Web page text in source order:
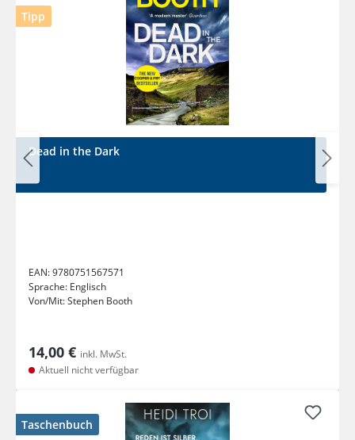
Tipp
Dead in the Dark
EAN:9780751567571
Sprache: Englisch
Von/Mit:Stephen Booth
14,00 € inkl. MwSt.
Aktuell nicht verfügbar
Taschenbuch